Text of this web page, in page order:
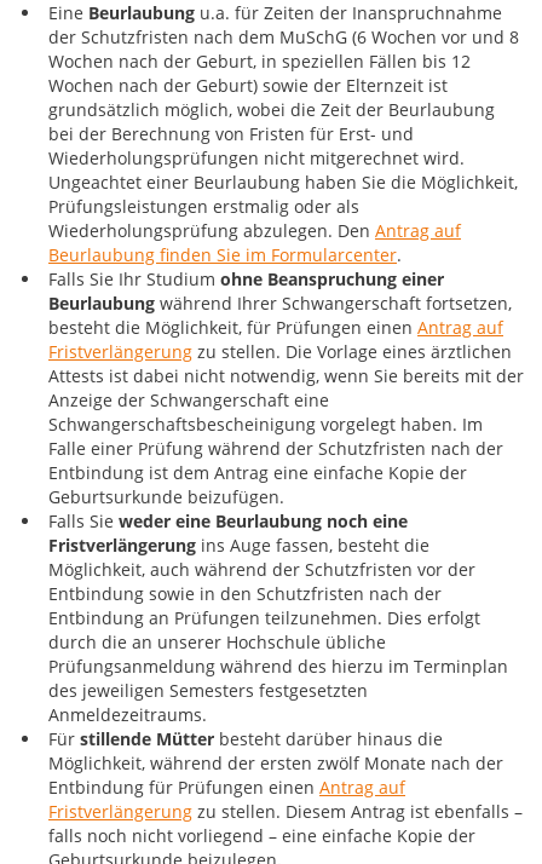
Eine Beurlaubung u.a. für Zeiten der Inanspruchnahme
der Schutzfristen nach dem MuSchG (6 Wochen vor und 8
Wochen nach der Geburt, in speziellen Fällen bis 12
Wochen nach der Geburt) sowie der Elternzeit ist
grundsätzlich möglich, wobei die Zeit der Beurlaubung
bei der Berechnung von Fristen für Erst- und
Wiederholungsprüfungen nicht mitgerechnet wird.
Ungeachtet einer Beurlaubung haben Sie die Möglichkeit,
Prüfungsleistungen erstmalig oder als
Wiederholungsprüfung abzulegen. Den Antrag auf
Beurlaubung finden Sie im Formularcenter.
Falls Sie Ihr Studium ohne Beanspruchung einer
Beurlaubung während Ihrer Schwangerschaft fortsetzen,
besteht die Möglichkeit, für Prüfungen einen Antrag auf
Fristverlängerung zu stellen. Die Vorlage eines ärztlichen
Attests ist dabei nicht notwendig, wenn Sie bereits mit der
Anzeige der Schwangerschaft eine
Schwangerschaftsbescheinigung vorgelegt haben. Im
Falle einer Prüfung während der Schutzfristen nach der
Entbindung ist dem Antrag eine einfache Kopie der
Geburtsurkunde beizufügen.
Falls Sie weder eine Beurlaubung noch eine
Fristverlängerung ins Auge fassen, besteht die
Möglichkeit, auch während der Schutzfristen vor der
Entbindung sowie in den Schutzfristen nach der
Entbindung an Prüfungen teilzunehmen. Dies erfolgt
durch die an unserer Hochschule übliche
Prüfungsanmeldung während des hierzu im Terminplan
des jeweiligen Semesters festgesetzten
Anmeldezeitraums.
Für stillende Mütter besteht darüber hinaus die
Möglichkeit, während der ersten zwölf Monate nach der
Entbindung für Prüfungen einen Antrag auf
Fristverlängerung zu stellen. Diesem Antrag ist ebenfalls –
falls noch nicht vorliegend – eine einfache Kopie der